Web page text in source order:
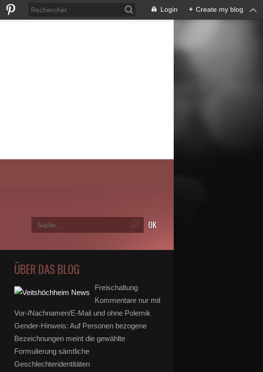
Login + Create my blog
ÜBER DAS BLOG
Freischaltung
Kommentare nur mit
Vor-/Nachnamen/E-Mail und ohne Polemik
Gender-Hinweis: Auf Personen bezogene
Bezeichnungen meint die gewählte
Formulierung sämtliche
Geschlechteridentitäten